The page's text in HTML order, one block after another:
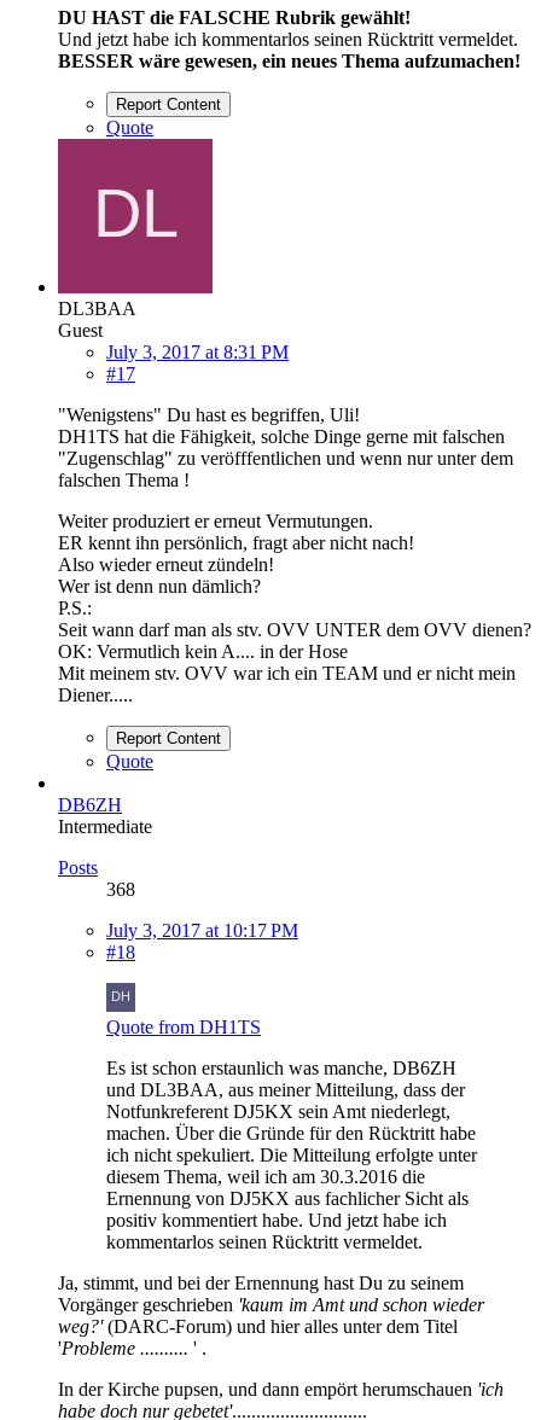
DU HAST die FALSCHE Rubrik gewählt!
Und jetzt habe ich kommentarlos seinen Rücktritt vermeldet.
BESSER wäre gewesen, ein neues Thema aufzumachen!
Report Content
Quote
DL3BAA
Guest
July 3, 2017 at 8:31 PM
#17
"Wenigstens" Du hast es begriffen, Uli!
DH1TS hat die Fähigkeit, solche Dinge gerne mit falschen
"Zugenschlag" zu veröfffentlichen und wenn nur unter dem
falschen Thema !
Weiter produziert er erneut Vermutungen.
ER kennt ihn persönlich, fragt aber nicht nach!
Also wieder erneut zündeln!
Wer ist denn nun dämlich?
P.S.:
Seit wann darf man als stv. OVV UNTER dem OVV dienen?
OK: Vermutlich kein A.... in der Hose
Mit meinem stv. OVV war ich ein TEAM und er nicht mein
Diener.....
Report Content
Quote
DB6ZH
Intermediate
Posts
368
July 3, 2017 at 10:17 PM
#18
Quote from DH1TS
Es ist schon erstaunlich was manche, DB6ZH
und DL3BAA, aus meiner Mitteilung, dass der
Notfunkreferent DJ5KX sein Amt niederlegt,
machen. Über die Gründe für den Rücktritt habe
ich nicht spekuliert. Die Mitteilung erfolgte unter
diesem Thema, weil ich am 30.3.2016 die
Ernennung von DJ5KX aus fachlicher Sicht als
positiv kommentiert habe. Und jetzt habe ich
kommentarlos seinen Rücktritt vermeldet.
Ja, stimmt, und bei der Ernennung hast Du zu seinem
Vorgänger geschrieben 'kaum im Amt und schon wieder
weg?'(DARC-Forum) und hier alles unter dem Titel
'Probleme .......... ' .
In der Kirche pupsen, und dann empört herumschauen 'ich
habe doch nur gebetet'............................